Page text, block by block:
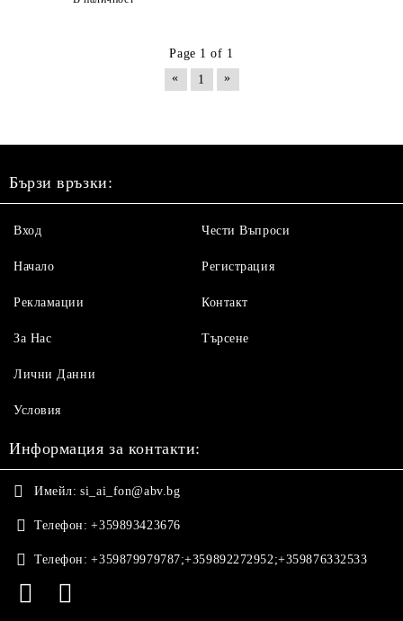
Page 1 of 1
«
1 »
Бързи връзки:
Вход
Начало
Рекламации
За Нас
Чести Въпроси
Регистрация
Контакт
Търсене
Лични Данни
Условия
Информация за контакти:
Имейл: si_ai_fon@abv.bg
Телефон: +359893423676
Телефон: +359879979787;+359892272952;+359876332533